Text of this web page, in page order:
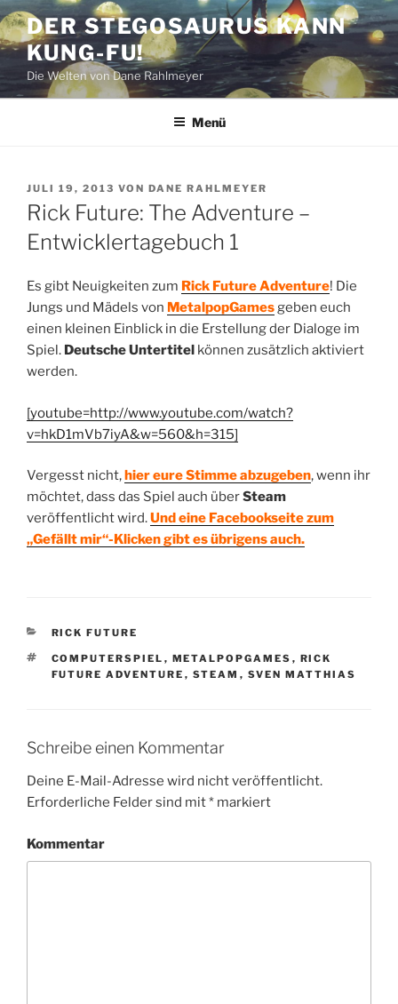
Zum
Inhalt
springen
DER STEGOSAURUS KANN
KUNG-FU!
Die Welten von Dane Rahlmeyer
Menü
VERÖFFENTLICHT
AM
JULI 19, 2013 VON DANE RAHLMEYER
Rick Future: The Adventure –
Entwicklertagebuch 1
Es gibt Neuigkeiten zum Rick Future Adventure! Die
Jungs und Mädels von MetalpopGamesgeben euch
einen kleinen Einblick in die Erstellung der Dialoge im
Spiel. Deutsche Untertitel können zusätzlich aktiviert
werden.
[youtube=http://www.youtube.com/watch?
v=hkD1mVb7iyA&w=560&h=315]
Vergesst nicht,hier eure Stimme abzugeben, wenn ihr
möchtet, dass das Spiel auch überSteam
veröffentlicht wird.Und eine Facebookseite zum
„Gefällt mir“-Klicken gibt es übrigens auch.
KATEGORIEN
RICK FUTURE
SCHLAGWÖRTER
COMPUTERSPIEL , METALPOPGAMES , RICK
FUTURE ADVENTURE , STEAM , SVEN MATTHIAS
Schreibe einen Kommentar
Deine E-Mail-Adresse wird nicht veröffentlicht.
Erforderliche Felder sind mit* markiert
Kommentar